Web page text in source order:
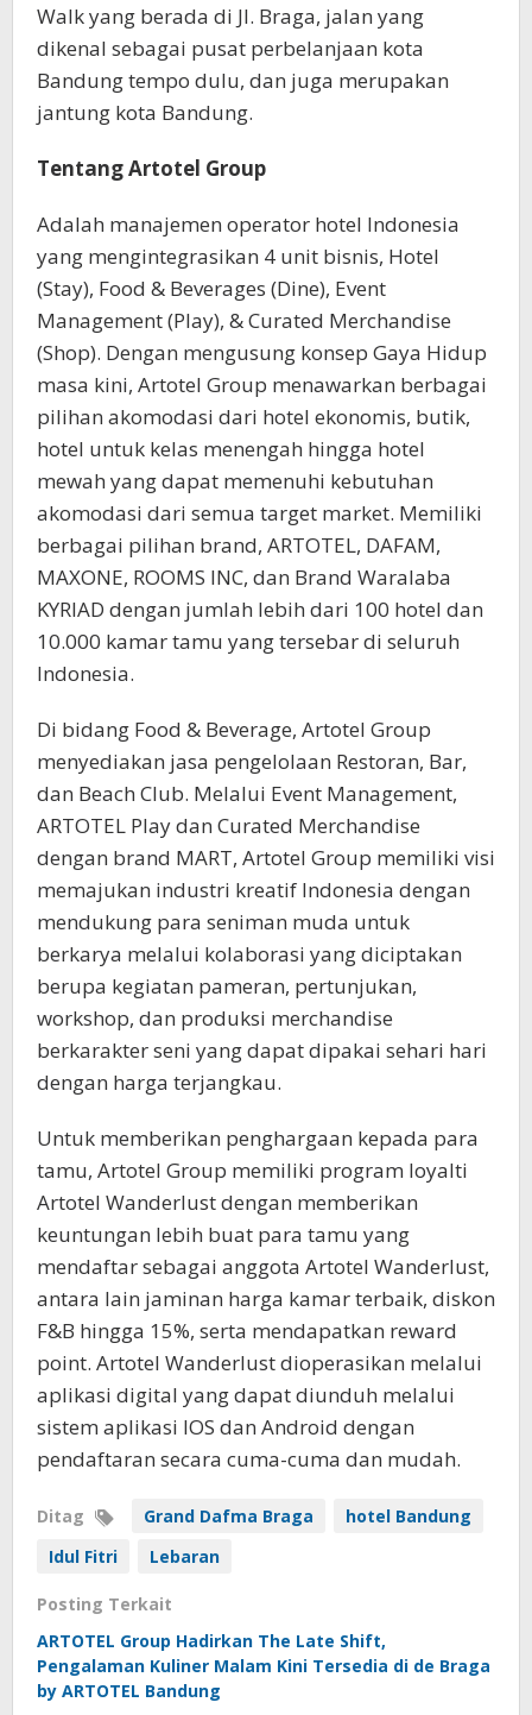
Walk yang berada di Jl. Braga, jalan yang
dikenal sebagai pusat perbelanjaan kota
Bandung tempo dulu, dan juga merupakan
jantung kota Bandung.
Tentang Artotel Group
Adalah manajemen operator hotel Indonesia
yang mengintegrasikan 4 unit bisnis, Hotel
(Stay), Food & Beverages (Dine), Event
Management (Play), & Curated Merchandise
(Shop). Dengan mengusung konsep Gaya Hidup
masa kini, Artotel Group menawarkan berbagai
pilihan akomodasi dari hotel ekonomis, butik,
hotel untuk kelas menengah hingga hotel
mewah yang dapat memenuhi kebutuhan
akomodasi dari semua target market. Memiliki
berbagai pilihan brand, ARTOTEL, DAFAM,
MAXONE, ROOMS INC, dan Brand Waralaba
KYRIAD dengan jumlah lebih dari 100 hotel dan
10.000 kamar tamu yang tersebar di seluruh
Indonesia.
Di bidang Food & Beverage, Artotel Group
menyediakan jasa pengelolaan Restoran, Bar,
dan Beach Club. Melalui Event Management,
ARTOTEL Play dan Curated Merchandise
dengan brand MART, Artotel Group memiliki visi
memajukan industri kreatif Indonesia dengan
mendukung para seniman muda untuk
berkarya melalui kolaborasi yang diciptakan
berupa kegiatan pameran, pertunjukan,
workshop, dan produksi merchandise
berkarakter seni yang dapat dipakai sehari hari
dengan harga terjangkau.
Untuk memberikan penghargaan kepada para
tamu, Artotel Group memiliki program loyalti
Artotel Wanderlust dengan memberikan
keuntungan lebih buat para tamu yang
mendaftar sebagai anggota Artotel Wanderlust,
antara lain jaminan harga kamar terbaik, diskon
F&B hingga 15%, serta mendapatkan reward
point. Artotel Wanderlust dioperasikan melalui
aplikasi digital yang dapat diunduh melalui
sistem aplikasi IOS dan Android dengan
pendaftaran secara cuma-cuma dan mudah.
Ditag Grand Dafma Braga
hotel Bandung
Idul Fitri
Lebaran
Posting Terkait
ARTOTEL Group Hadirkan The Late Shift,
Pengalaman Kuliner Malam Kini Tersedia di de Braga
by ARTOTEL Bandung